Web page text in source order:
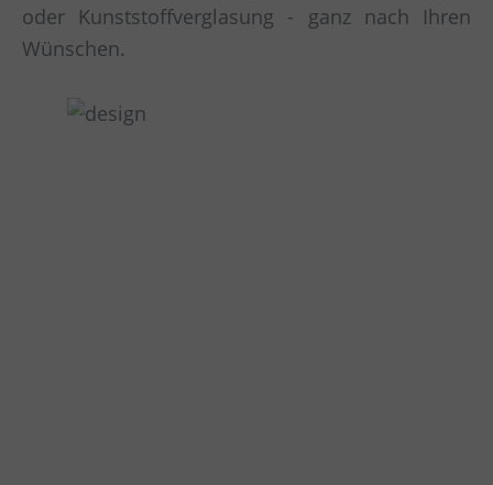
oder Kunststoffverglasung - ganz nach Ihren
Wünschen.